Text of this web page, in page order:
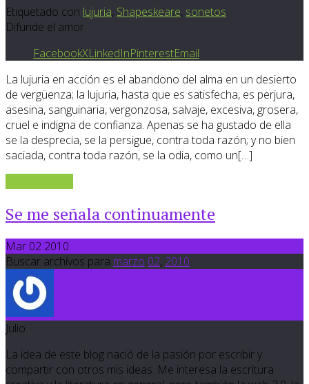
Etiquetado con lujuria, Shapeskeare, sonetos
Difunde el amor
FacebookXLinkedInPinterestEmail
La lujuria en acción es el abandono del alma en un desierto
de vergüenza; la lujuria, hasta que es satisfecha, es perjura,
asesina, sanguinaria, vergonzosa, salvaje, excesiva, grosera,
cruel e indigna de confianza. Apenas se ha gustado de ella
se la desprecia, se la persigue, contra toda razón; y no bien
saciada, contra toda razón, se la odia, como un[…]
Se me señala continuamente
Mar 02 2010
Buscar archivos para marzo 02, 2010
Julio
La idea de este blog nació de la pasión por escribir y
compartir con otros mis ideas. Me interesa la escritura